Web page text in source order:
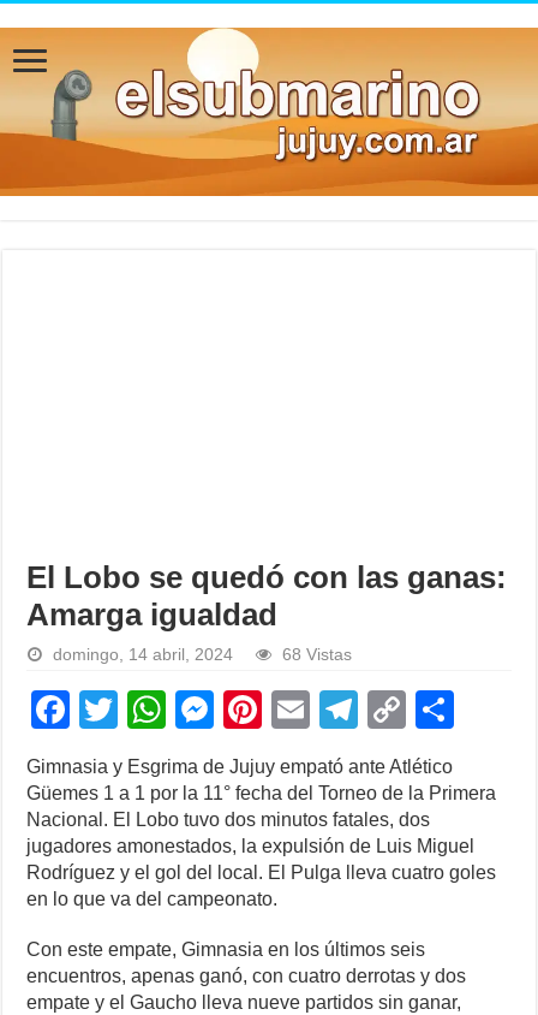
El Lobo se quedó con las ganas:
Amarga igualdad
domingo, 14 abril, 2024 68 Vistas
F
c
e
b
o
o
k
T
wi
tt
er
W
h
at
s
A
p
p
M
e
ss
e
n
g
er
Pi
er
e
st
E
m
ail
T
e
gr
a
C
o
p
y
Li
k
ar
Gimnasia y Esgrima de Jujuy empató ante Atlético
Güemes 1 a 1 por la 11° fecha del Torneo de la Primera
Nacional. El Lobo tuvo dos minutos fatales, dos
jugadores amonestados, la expulsión de Luis Miguel
Rodríguez y el gol del local. El Pulga lleva cuatro goles
en lo que va del campeonato.
Con este empate, Gimnasia en los últimos seis
encuentros, apenas ganó, con cuatro derrotas y dos
empate y el Gaucho lleva nueve partidos sin ganar,